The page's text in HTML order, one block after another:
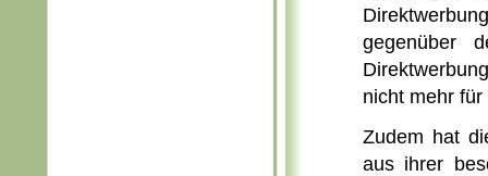
gegenüber
nicht mehr
Zudem hat
aus ihrer